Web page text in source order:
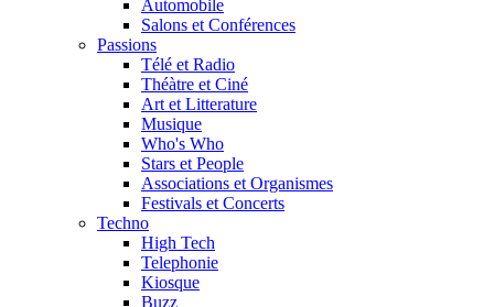
Automobile
Salons et Conférences
Passions
Télé et Radio
Théàtre et Ciné
Art et Litterature
Musique
Who's Who
Stars et People
Associations et Organismes
Festivals et Concerts
Techno
High Tech
Telephonie
Kiosque
Buzz